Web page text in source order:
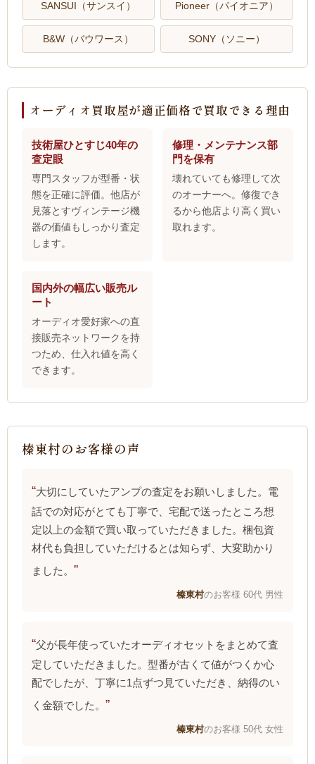
SANSUI（サンスイ） Pioneer（パイオニア）
B&W（バウワース） SONY（ソニー）
オーディオ買取屋が適正価格で買取できる理由
技術屋ひとすじ40年の
査定眼
専門スタッフが型番・状
態を正確に評価。他店が
見落とすヴィンテージ機
器の価値もしっかり査定
します。
修理・メンテナンス部
門を保有
壊れていても修理して次
のオーナーへ。修復でき
るから他店より高く買い
取れます。
国内外の幅広い販売ル
ート
オーディオ愛好家への直
接販売ネットワークを持
つため、仕入れ値を高く
できます。
榛東村のお客様の声
大切にしていたアンプの査定をお願いしました。電
話での対応がとても丁寧で、宅配で送ったところ想
定以上の金額で買い取っていただきました。梱包資
材代も負担していただけるとは知らず、大変助かり
ました。
榛東村のお客様 60代 男性
父が長年使っていたオーディオセットをまとめて査
定していただきました。型番が古くて値がつくか心
配でしたが、丁寧に1点ずつ見ていただき、納得のい
く金額でした。
榛東村のお客様 50代 女性